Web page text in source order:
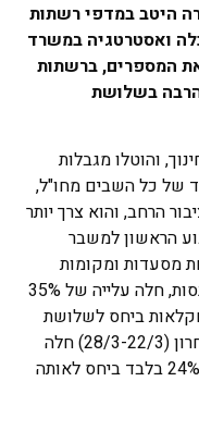
היטב במדפי רשתות
ואסטרטגיה במשרד
המספרים, ברשתות
בשלושת
והוטלו מגבלות
של כל השבים מחו"ל,
הרחב, והוא צרך יותר
הראשון למשבר
מסעדות ומקומות
בילוי, והוטלה מגבלות חמורות על התכנסות, חלה עלייה של 35%
ביחס לשלושת
השבועות שקדמו למשבר. בשבוע האחרון (28/3-22/3) חלה
התמתנות במגמה זו ונצפתה עלייה של 24% בלבד ביחס לאותה